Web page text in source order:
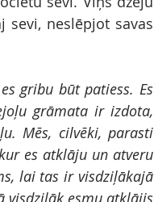
sevi, neslēpjot savas
gribu būt patiess. Es
grāmata ir izdota,
Mēs, cilvēki, parasti
es atklāju un atveru
lai tas ir visdziļākajā
visdziļāk esmu atklājis